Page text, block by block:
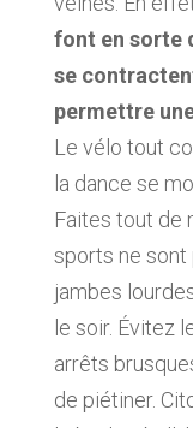
font en sorte
se
permettre
Le vélo tout
la dance se
Faites tout de
sports ne sont
jambes
le soir. Évitez
arrêts
de piétiner.